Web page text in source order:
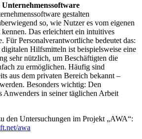
gestalten
so, wie Nutzer es vom eigenen
Das erleichtert ein intuitives
Für Personalverantwortliche bedeutet das:
Hilfsmitteln ist beispielsweise eine
sehr nützlich, um Beschäftigten die
zu ermöglichen. Häufig sind
aus dem privaten Bereich bekannt –
Besonders wichtig: Den
Anwenders in seiner täglichen Arbeit
den Untersuchungen im Projekt „AWA“:
awa